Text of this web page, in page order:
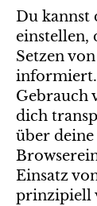
Du kannst
einstellen,
Setzen
Gebrauch
dich
über deine
Einsatz
prinzipiell